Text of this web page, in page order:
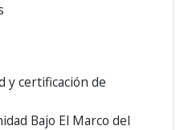
y certificación de
Bajo El Marco del